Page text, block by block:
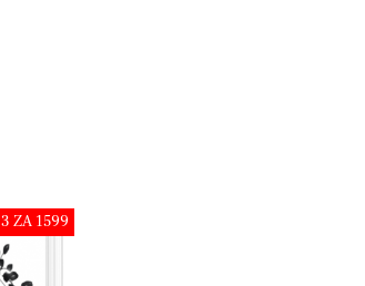
3 ZA 1599